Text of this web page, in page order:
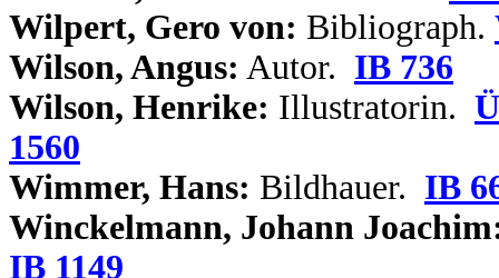
Wilpert, Gero von: Bibliograph.
Wilson, Angus: Autor. IB 736
Wilson, Henrike: Illustratorin.
1560
Wimmer, Hans: Bildhauer. IB
Winckelmann, Johann
IB 1149